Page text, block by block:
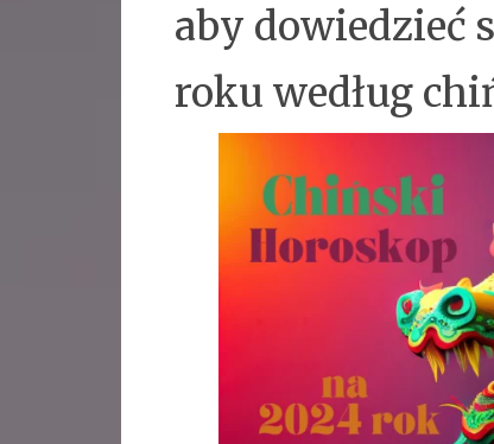
aby dowiedzieć
roku według